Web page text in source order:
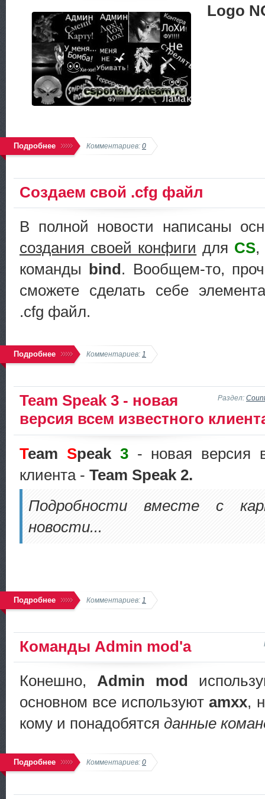
Logo
Подробнее Комментариев: 0
Cоздаем свой .cfg файл
В полной новости написаны
создания своей конфиги для CS,
команды bind. Вообщем-то,
сможете сделать себе
.cfg файл.
Подробнее Комментариев: 1
Раздел:
Team Speak 3 - новая
версия всем известного
Team Speak 3- новая версия
клиента - Team Speak 2.
Подробности вместе с
новости...
Подробнее Комментариев: 1
Команды Admin mod'а
Конешно, Admin mod
основном все используютamxx,
кому и понадобятся данные
Подробнее Комментариев: 0